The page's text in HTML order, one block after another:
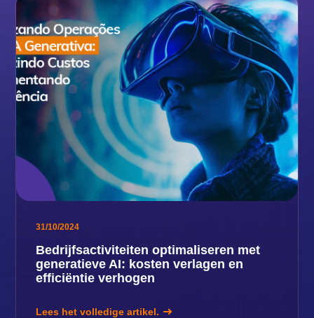
31/10/2024
Bedrijfsactiviteiten optimaliseren met
generatieve AI: kosten verlagen en
efficiëntie verhogen
Lees het volledige artikel.